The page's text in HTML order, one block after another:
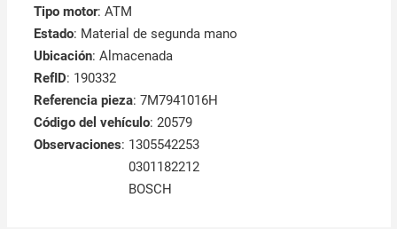
Tipo motor: ATM
Estado: Material de segunda mano
Ubicación: Almacenada
RefID: 190332
Referencia pieza: 7M7941016H
Código del vehículo: 20579
Observaciones: 1305542253
0301182212
BOSCH